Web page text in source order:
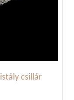
csillár